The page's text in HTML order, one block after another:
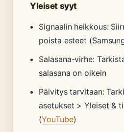
Yleiset syyt
Signaalin heikkous:
poista esteet
Salasana-virhe:
salasana on oikein
Päivitys tarvitaan:
asetukset > Yleiset &
(YouTube)